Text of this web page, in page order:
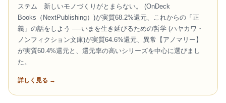
ステム 新しいモノづくりがとまらない。 (OnDeck
Books（NextPublishing）)が実質68.2%還元、これからの「正
義」の話をしよう ──いまを生き延びるための哲学 (ハヤカワ・
ノンフィクション文庫)が実質64.6%還元、異常【アノマリー】
が実質60.4%還元と、還元率の高いシリーズを中心に選びまし
た。
詳しく見る →